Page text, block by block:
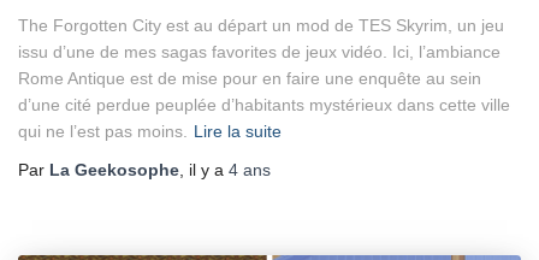
The Forgotten City est au départ un mod de TES Skyrim, un jeu
issu d’une de mes sagas favorites de jeux vidéo. Ici, l’ambiance
Rome Antique est de mise pour en faire une enquête au sein
d’une cité perdue peuplée d’habitants mystérieux dans cette ville
qui ne l’est pas moins. Lire la suite
Par La Geekosophe, il y a 4 ans